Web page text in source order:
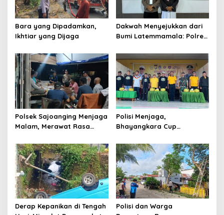
Bara yang Dipadamkan,
Ikhtiar yang Dijaga
Dakwah Menyejukkan dari
Bumi Latemmamala: Polres
Kamtibmas di Lomba Dai
Polda Sulsel
Polsek Sajoanging Menjaga
Malam, Merawat Rasa
Kehangatan Warga
Polisi Menjaga,
Bhayangkara Cup
Derap Kepanikan di Tengah
Polisi dan Warga